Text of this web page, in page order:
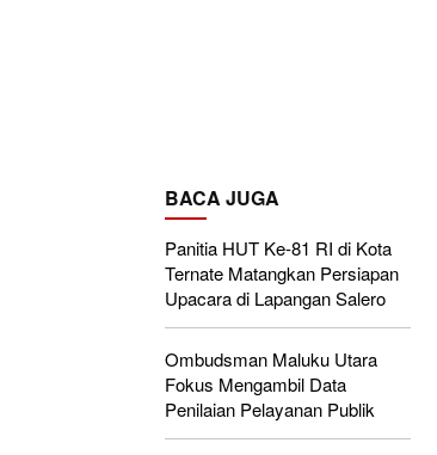
BACA JUGA
Panitia HUT Ke-81 RI di Kota
Ternate Matangkan Persiapan
Upacara di Lapangan Salero
Ombudsman Maluku Utara
Fokus Mengambil Data
Penilaian Pelayanan Publik